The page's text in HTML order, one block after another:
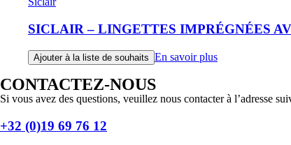
SICLAIR – LINGETTES IMPRÉGNÉES
Ajouter à la liste de souhaits En savoir plus
CONTACTEZ-NOUS
Si vous avez des questions, veuillez nous contacter à l’adresse
+32 (0)19 69 76 12